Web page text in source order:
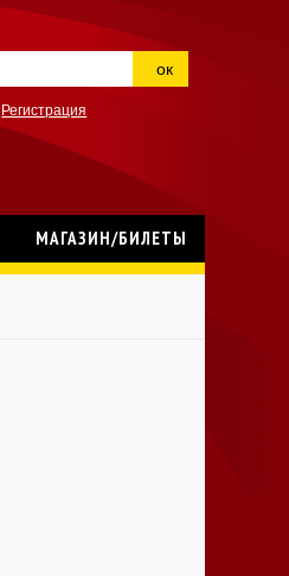
ок
Регистрация
МАГАЗИН/БИЛЕТЫ